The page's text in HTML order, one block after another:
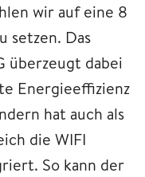
wir auf eine 8
setzen. Das
überzeugt dabei
Energieeffizienz
hat auch als
die WIFI
So kann der